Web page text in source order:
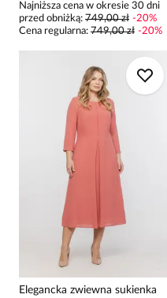
Najniższa cena w okresie 30 dni
przed obniżką: 749,00 zł -20%
Cena regularna: 749,00 zł -20%
Elegancka zwiewna sukienka